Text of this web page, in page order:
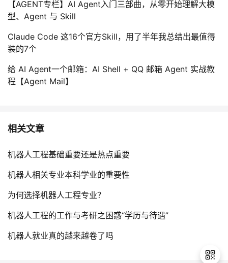
【AGENT专栏】AI Agent入门三部曲，从零开始理解大模
型、Agent 与 Skill
Claude Code 这16个官方Skill，用了半年我总结出最值得
装的7个
给 AI Agent一个邮箱：AI Shell + QQ 邮箱 Agent 实战教
程【Agent Mail】
相关文章
机器人工程基础重要还是热点重要
机器人相关专业本科学业的重要性
为何选择机器人工程专业？
机器人工程的工作与考研之困惑“学历与待遇”
机器人就业真的越来越卷了吗